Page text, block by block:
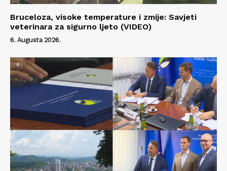
Bruceloza, visoke temperature i zmije: Savjeti
veterinara za sigurno ljeto (VIDEO)
6. Augusta 2026.